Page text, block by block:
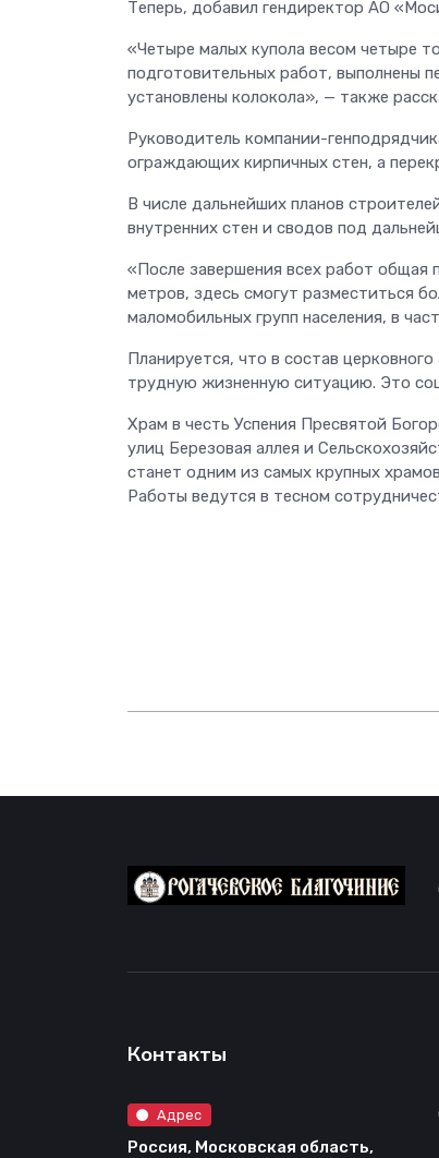
Теперь, добавил гендиректор АО
«Четыре малых купола весом четыре
подготовительных работ, выполнены
установлены колокола», — также
Руководитель компании-
ограждающих кирпичных стен, а
В числе дальнейших планов
внутренних стен и сводов под
«После завершения всех работ общая
метров, здесь смогут разместиться
маломобильных групп населения, в
Планируется, что в состав
трудную жизненную ситуацию. Это
Храм в честь Успения Пресвятой
улиц Березовая аллея и
станет одним из самых крупных
Работы ведутся в тесном
Контакты
Адрес
Россия, Московская область,